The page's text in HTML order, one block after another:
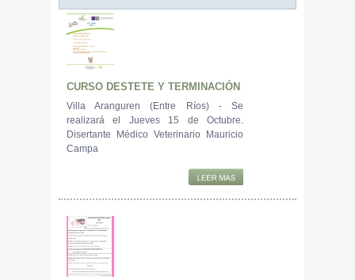
CURSO DESTETE Y TERMINACIÓN
Villa Aranguren (Entre Ríos) - Se
realizará el Jueves 15 de Octubre.
Disertante Médico Veterinario Mauricio
Campa